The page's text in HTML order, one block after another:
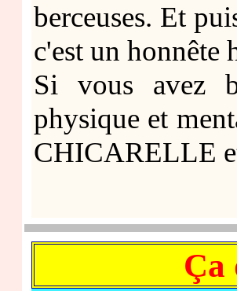
berceuses. Et
c'est un honnête
Si vous avez
physique et
CHICARELLE
Ça